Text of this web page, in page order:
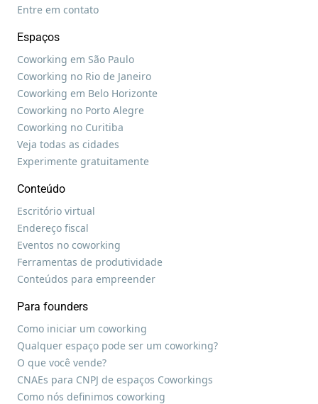
Entre em contato
Espaços
Coworking em São Paulo
Coworking no Rio de Janeiro
Coworking em Belo Horizonte
Coworking no Porto Alegre
Coworking no Curitiba
Veja todas as cidades
Experimente gratuitamente
Conteúdo
Escritório virtual
Endereço fiscal
Eventos no coworking
Ferramentas de produtividade
Conteúdos para empreender
Para founders
Como iniciar um coworking
Qualquer espaço pode ser um coworking?
O que você vende?
CNAEs para CNPJ de espaços Coworkings
Como nós definimos coworking